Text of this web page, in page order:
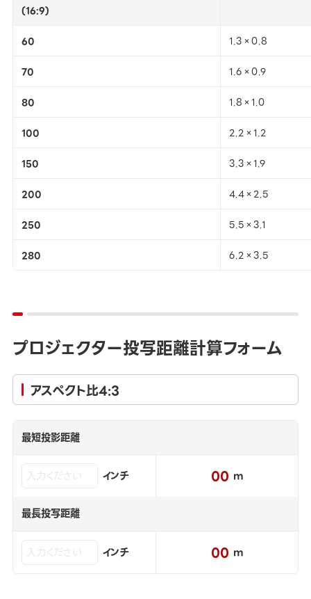
(16:9)
60 1.3×0.8
70 1.6×0.9
80 1.8×1.0
100 2.2×1.2
150 3.3×1.9
200 4.4×2.5
250 5.5×3.1
280 6.2×3.5
プロジェクター投写距離計算フォーム
アスペクト比4:3
最短投影距離
インチ 00 m
最長投写距離
インチ 00 m